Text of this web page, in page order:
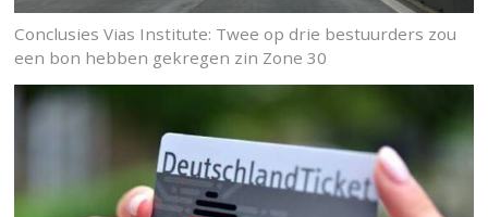
Conclusies Vias Institute: Twee op drie bestuurders zou
een bon hebben gekregen zin Zone 30